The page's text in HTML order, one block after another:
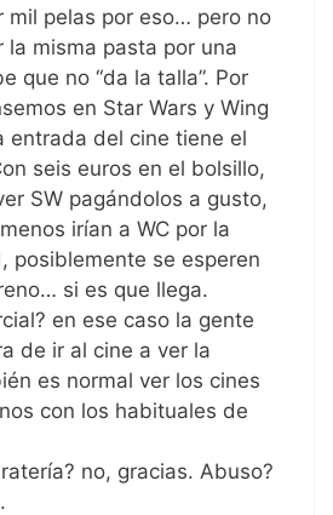
mil pelas por eso… pero no
la misma pasta por una
que no “da la talla”. Por
en Star Wars y Wing
entrada del cine tiene el
seis euros en el bolsillo,
SW pagándolos a gusto,
irían a WC por la
posiblemente se esperen
si es que llega.
en ese caso la gente
de ir al cine a ver la
es normal ver los cines
con los habituales de
no, gracias. Abuso?